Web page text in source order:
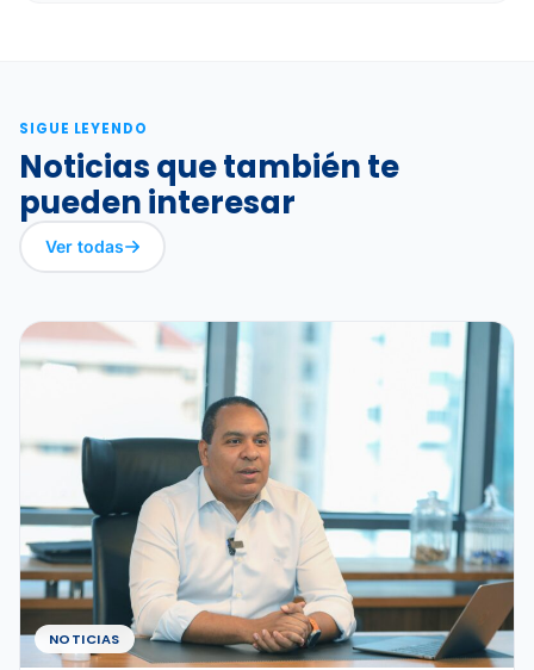
SIGUE LEYENDO
Noticias que también te
pueden interesar
Ver todas
NOTICIAS